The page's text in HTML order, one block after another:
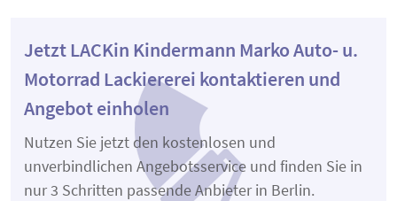
Jetzt LACKin Kindermann Marko Auto- u.
Motorrad Lackiererei kontaktieren und
Angebot einholen
Nutzen Sie jetzt den kostenlosen und
unverbindlichen Angebotsservice und finden Sie in
nur 3 Schritten passende Anbieter in Berlin.